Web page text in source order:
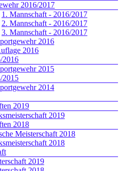
2016/2017
1. Mannschaft - 2016/2017
2. Mannschaft - 2016/2017
3. Mannschaft - 2016/2017
2016
2016
2016
2015
2015
2014
2019
2019
2018
Meisterschaft 2018
2018
2019